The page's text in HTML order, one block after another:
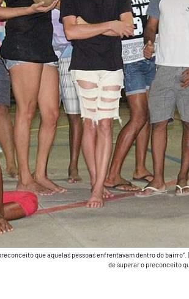
que aquelas pessoas enfrentavam dentro do bairro”. |
de superar o preconceito